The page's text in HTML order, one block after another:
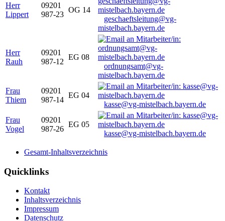
Herr
Lippert
09201
987-23
OG 14
geschaeftsleitung@vg-
mistelbach.bayern.de
Herr
Rauh
09201
987-12
EG 08
ordnungsamt@vg-
mistelbach.bayern.de
Frau
Thiem
09201
987-14
EG 04
kasse@vg-mistelbach.bayern.de
Frau
Vogel
09201
987-26
EG 05
kasse@vg-mistelbach.bayern.de
Gesamt-Inhaltsverzeichnis
Quicklinks
Kontakt
Inhaltsverzeichnis
Impressum
Datenschutz